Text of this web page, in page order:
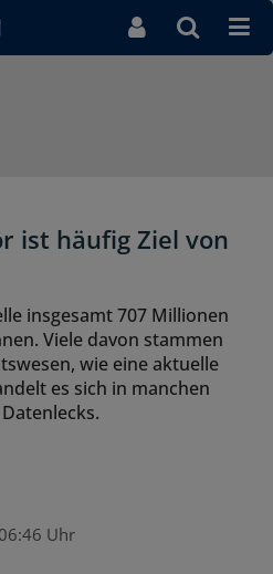
ist häufig Ziel von
insgesamt 707 Millionen
Viele davon stammen
wie eine aktuelle
es sich in manchen
Uhr